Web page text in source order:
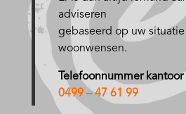
adviseren
gebaseerd op uw situatie
woonwensen.
Telefoonnummer kantoor
0499 – 47 61 99